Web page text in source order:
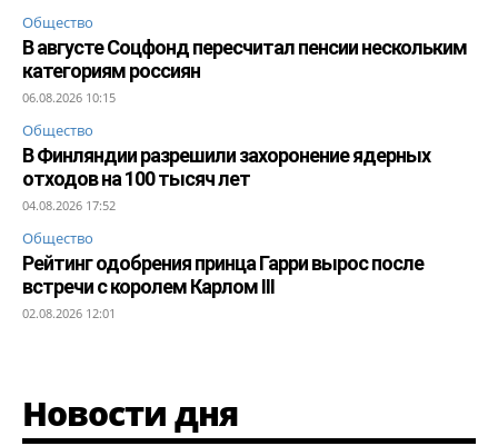
Общество
В августе Соцфонд пересчитал пенсии нескольким
категориям россиян
06.08.2026 10:15
Общество
В Финляндии разрешили захоронение ядерных
отходов на 100 тысяч лет
04.08.2026 17:52
Общество
Рейтинг одобрения принца Гарри вырос после
встречи с королем Карлом III
02.08.2026 12:01
Новости дня